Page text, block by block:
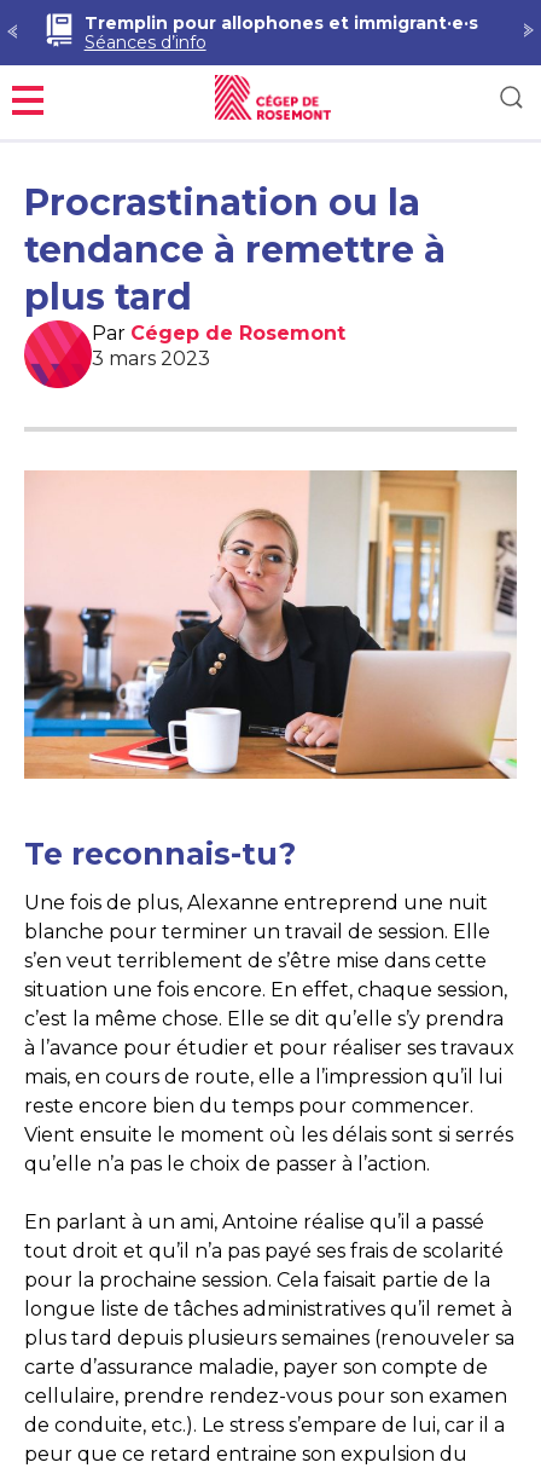
Tremplin pour allophones et immigrant·e·s
Séances d’info
Menu
Procrastination ou la
tendance à remettre à
plus tard
Par Cégep de Rosemont
3 mars 2023
Te reconnais-tu?
Une fois de plus, Alexanne entreprend une nuit
blanche pour terminer un travail de session. Elle
s’en veut terriblement de s’être mise dans cette
situation une fois encore. En effet, chaque session,
c’est la même chose. Elle se dit qu’elle s’y prendra
à l’avance pour étudier et pour réaliser ses travaux
mais, en cours de route, elle a l’impression qu’il lui
reste encore bien du temps pour commencer.
Vient ensuite le moment où les délais sont si serrés
qu’elle n’a pas le choix de passer à l’action.
En parlant à un ami, Antoine réalise qu’il a passé
tout droit et qu’il n’a pas payé ses frais de scolarité
pour la prochaine session. Cela faisait partie de la
longue liste de tâches administratives qu’il remet à
plus tard depuis plusieurs semaines (renouveler sa
carte d’assurance maladie, payer son compte de
cellulaire, prendre rendez-vous pour son examen
de conduite, etc.). Le stress s’empare de lui, car il a
peur que ce retard entraine son expulsion du